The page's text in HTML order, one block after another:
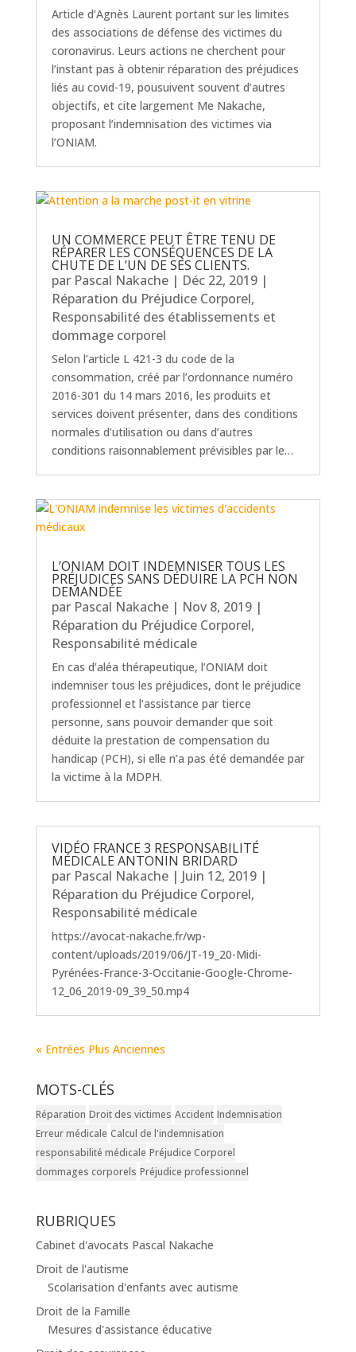
Article d’Agnès Laurent portant sur les limites
des associations de défense des victimes du
coronavirus. Leurs actions ne cherchent pour
l’instant pas à obtenir réparation des préjudices
liés au covid-19, pousuivent souvent d’autres
objectifs, et cite largement Me Nakache,
proposant l’indemnisation des victimes via
l’ONIAM.
UN COMMERCE PEUT ÊTRE TENU DE
RÉPARER LES CONSÉQUENCES DE LA
CHUTE DE L’UN DE SES CLIENTS.
par Pascal Nakache| Déc 22, 2019|
Réparation du Préjudice Corporel,
Responsabilité des établissements et
dommage corporel
Selon l’article L 421-3 du code de la
consommation, créé par l’ordonnance numéro
2016-301 du 14 mars 2016, les produits et
services doivent présenter, dans des conditions
normales d’utilisation ou dans d’autres
conditions raisonnablement prévisibles par le…
L’ONIAM DOIT INDEMNISER TOUS LES
PRÉJUDICES SANS DÉDUIRE LA PCH NON
DEMANDÉE
par Pascal Nakache| Nov 8, 2019|
Réparation du Préjudice Corporel,
Responsabilité médicale
En cas d’aléa thérapeutique, l’ONIAM doit
indemniser tous les préjudices, dont le préjudice
professionnel et l’assistance par tierce
personne, sans pouvoir demander que soit
déduite la prestation de compensation du
handicap (PCH), si elle n’a pas été demandée par
la victime à la MDPH.
VIDÉO FRANCE 3 RESPONSABILITÉ
MÉDICALE ANTONIN BRIDARD
par Pascal Nakache| Juin 12, 2019|
Réparation du Préjudice Corporel,
Responsabilité médicale
https://avocat-nakache.fr/wp-
content/uploads/2019/06/JT-19_20-Midi-
Pyrénées-France-3-Occitanie-Google-Chrome-
12_06_2019-09_39_50.mp4
« Entrées Plus Anciennes
MOTS-CLÉS
Réparation Droit des victimes Accident Indemnisation
Erreur médicale Calcul de l'indemnisation
responsabilité médicale Préjudice Corporel
dommages corporels Préjudice professionnel
RUBRIQUES
Cabinet d'avocats Pascal Nakache
Droit de l'autisme
Scolarisation d'enfants avec autisme
Droit de la Famille
Mesures d'assistance éducative